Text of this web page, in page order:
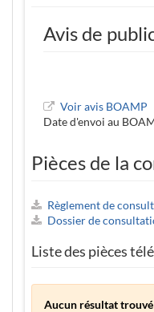
Avis de
Voir avis BOAMP
Date d'envoi au
Pièces de la
Règlement de
Dossier de
Liste des pièces
Aucun résultat trouvé